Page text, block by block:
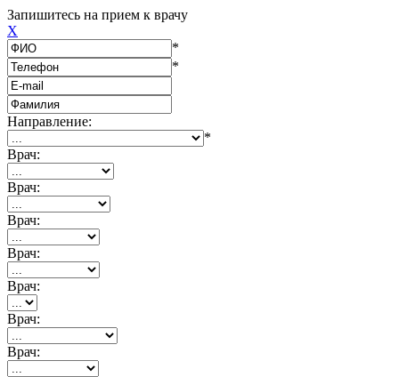
Запишитесь на прием к врачу
X
*
*
Направление:
*
Врач:
Врач:
Врач:
Врач:
Врач:
Врач:
Врач: